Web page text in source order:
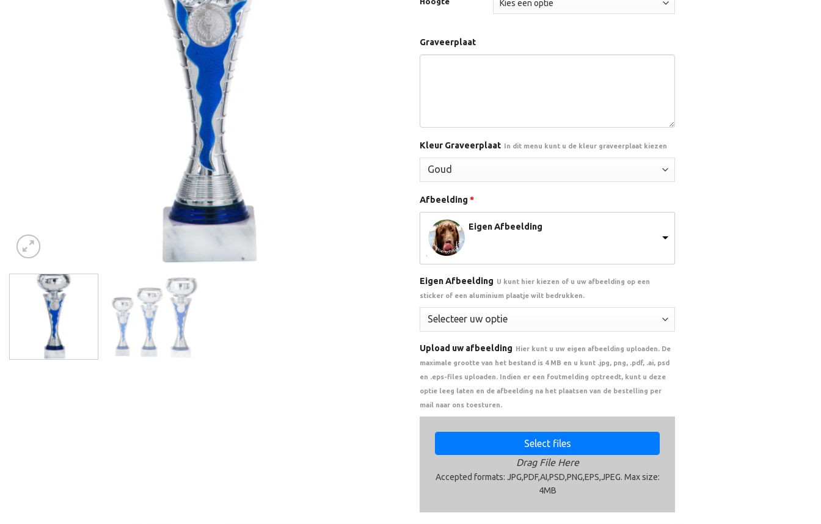
Graveerplaat
Kleur Graveerplaat In dit menu kunt u de kleur graveerplaat kiezen
Afbeelding *
Eigen Afbeelding
Eigen Afbeelding U kunt hier kiezen of u uw afbeelding op een
sticker of een aluminium plaatje wilt bedrukken.
Upload uw afbeelding Hier kunt u uw eigen afbeelding uploaden. De
maximale grootte van het bestand is 4 MB en u kunt .jpg, png, .pdf, .ai, psd
en .eps-files uploaden. Indien er een foutmelding optreedt, kunt u deze
optie leeg laten en de afbeelding na het plaatsen van de bestelling per
mail naar ons toesturen.
Select files
Drag File Here
Accepted formats: JPG,PDF,AI,PSD,PNG,EPS,JPEG. Max size:
4MB